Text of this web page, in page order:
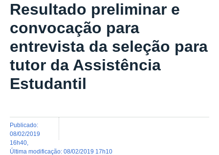
Resultado preliminar e
convocação para
entrevista da seleção para
tutor da Assistência
Estudantil
publicado:
08/02/2019
16h40
última modificação: 08/02/2019 17h10